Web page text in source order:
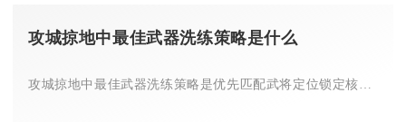
攻城掠地中最佳武器洗练策略是什么